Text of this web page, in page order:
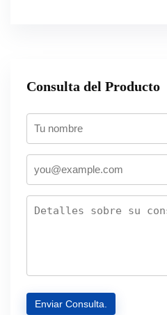
Consulta del Producto